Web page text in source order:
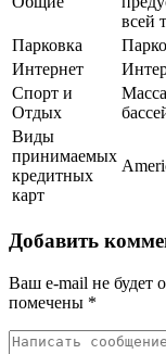
всей
Парковка
Интернет
Спорт и
Отдых
Виды
принимаемых
кредитных
карт
Добавить
Ваш e-mail не будет
помечены *